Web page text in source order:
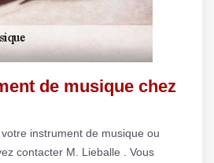
de musique chez
instrument de musique ou
contacter M. Lieballe . Vous